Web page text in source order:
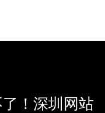
！深圳网站